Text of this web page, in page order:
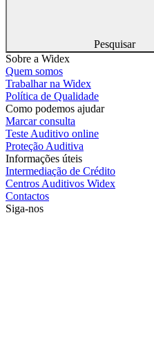
Pesquisar
Sobre a Widex
Quem somos
Trabalhar na Widex
Política de Qualidade
Como podemos ajudar
Marcar consulta
Teste Auditivo online
Proteção Auditiva
Informações úteis
Intermediação de Crédito
Centros Auditivos Widex
Contactos
Siga-nos